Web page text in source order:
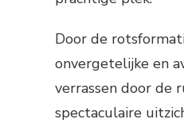
Door de
onvergetelijke en
verrassen door de
spectaculaire